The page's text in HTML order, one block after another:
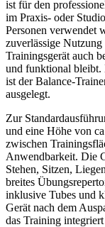
ist für den
im Praxis- oder
Personen verwendet
zuverlässige
Trainingsgerät auch
und funktional bleibt.
ist der Balance-
ausgelegt.
Zur
und eine Höhe von
zwischen
Anwendbarkeit. Die
Stehen, Sitzen,
breites
inklusive Tubes und
Gerät nach dem
das Training